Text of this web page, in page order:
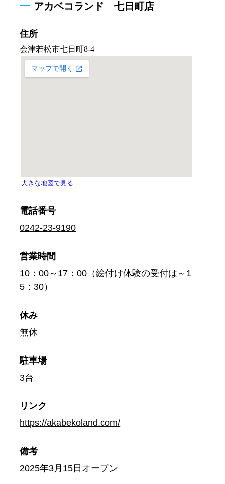
アカベコランド 七日町店
住所
電話番号
0242-23-9190
営業時間
10：00～17：00（絵付け体験の受付は～1
5：30）
休み
無休
駐車場
3台
リンク
https://akabekoland.com/
備考
2025年3月15日オープン